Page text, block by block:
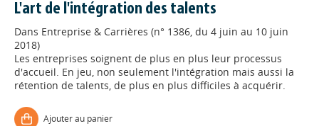
L'art de l'intégration des talents
Dans Entreprise & Carrières (n° 1386, du 4 juin au 10 juin
2018)
Les entreprises soignent de plus en plus leur processus
d'accueil. En jeu, non seulement l'intégration mais aussi la
rétention de talents, de plus en plus difficiles à acquérir.
Ajouter au panier